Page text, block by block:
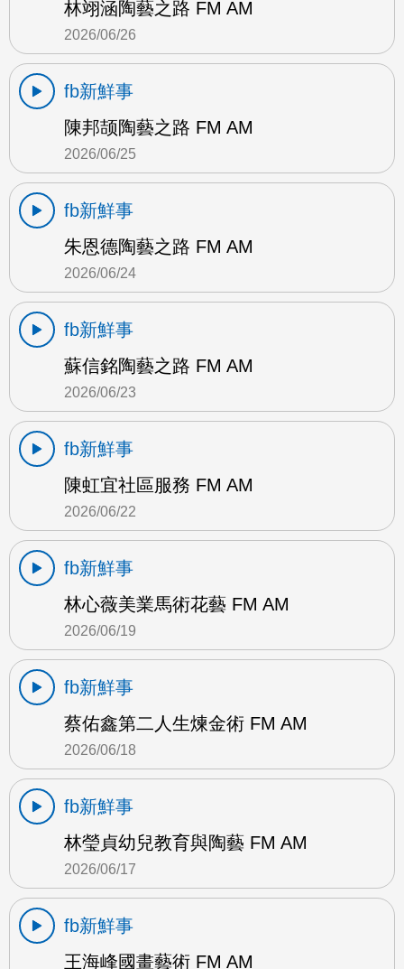
林翊涵陶藝之路 FM AM
2026/06/26
fb新鮮事
陳邦颉陶藝之路 FM AM
2026/06/25
fb新鮮事
朱恩德陶藝之路 FM AM
2026/06/24
fb新鮮事
蘇信銘陶藝之路 FM AM
2026/06/23
fb新鮮事
陳虹宜社區服務 FM AM
2026/06/22
fb新鮮事
林心薇美業馬術花藝 FM AM
2026/06/19
fb新鮮事
蔡佑鑫第二人生煉金術 FM AM
2026/06/18
fb新鮮事
林瑩貞幼兒教育與陶藝 FM AM
2026/06/17
fb新鮮事
王海峰國畫藝術 FM AM